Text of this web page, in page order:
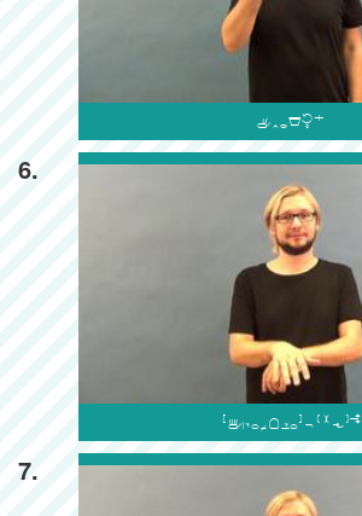

6.

7.